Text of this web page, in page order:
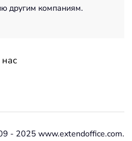
другим компаниям.
- 2025 www.extendoffice.com.